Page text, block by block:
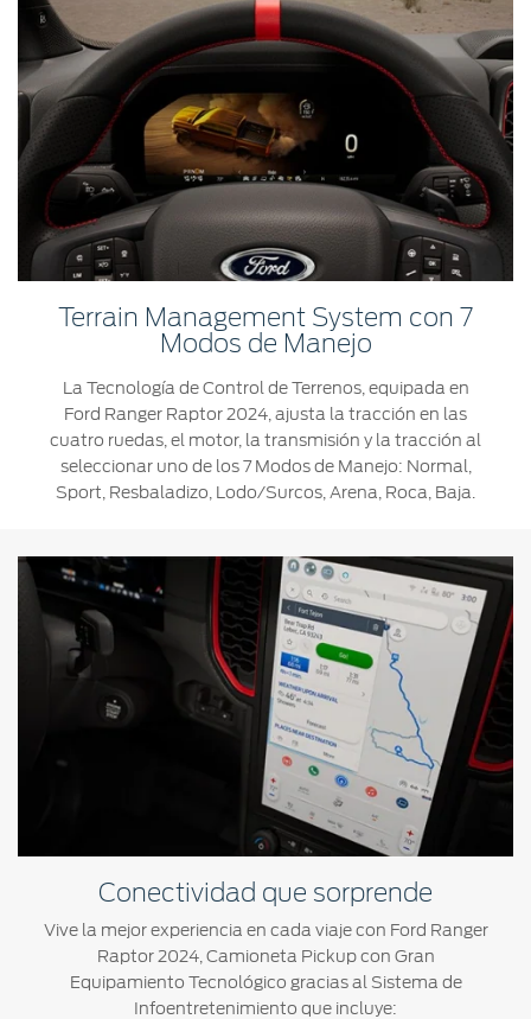
Terrain Management System con 7
Modos de Manejo
La Tecnología de Control de Terrenos, equipada en
Ford Ranger Raptor 2024, ajusta la tracción en las
cuatro ruedas, el motor, la transmisión y la tracción al
seleccionar uno de los 7 Modos de Manejo: Normal,
Sport, Resbaladizo, Lodo/Surcos, Arena, Roca, Baja.
Conectividad que sorprende
Vive la mejor experiencia en cada viaje con Ford Ranger
Raptor 2024, Camioneta Pickup con Gran
Equipamiento Tecnológico gracias al Sistema de
Infoentretenimiento que incluye: